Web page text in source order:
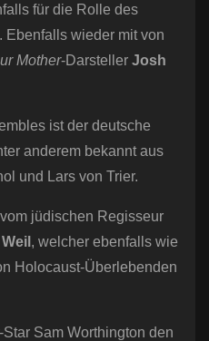
für die Rolle des
wieder mit von
Mother-Darsteller Josh
ist der deutsche
anderem bekannt aus
und Lars von Trier.
jüdischen Regisseur
, welcher ebenfalls wie
Holocaust-Überlebenden
-Star Sam Worthington den